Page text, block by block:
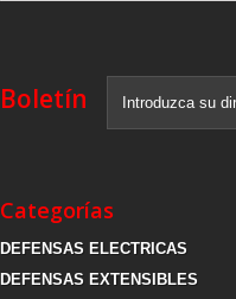
Boletín
Categorías
DEFENSAS ELECTRICAS
DEFENSAS EXTENSIBLES